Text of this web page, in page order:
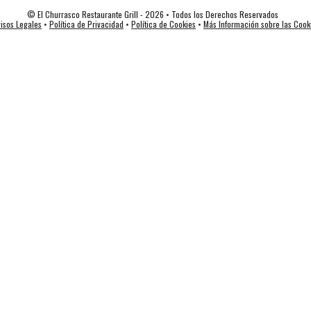
© El Churrasco Restaurante Grill - 2026 • Todos los Derechos Reservados
Legales • Política de Privacidad • Política de Cookies • Más Información sobre las